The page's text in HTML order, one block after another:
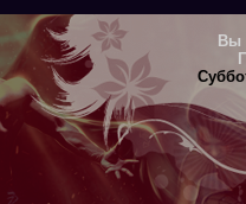
Вы